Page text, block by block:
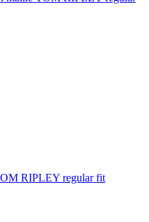
RIPLEY regular fit